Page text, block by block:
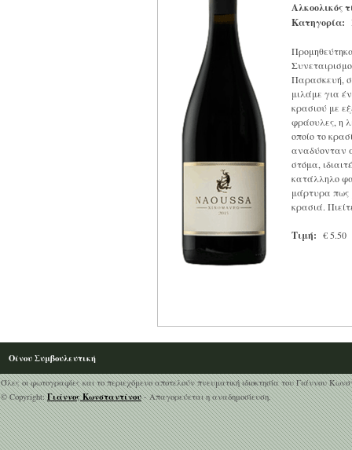
Αλκοολικός
Κατηγορία:
Παρασκευή,
μιλάμε για
κρασιού με
φράουλες, η
οποίο το
αναδύονταν
στόμα,
κατάλληλο
μάρτυρα πως
κρασιά.
Τιμή: € 5.50
Οίνου Συμβουλευτική
Όλες οι φωτογραφίες και το περιεχόμενο αποτελούν πνευματική ιδιοκτησία του Γιάννου
© Copyright:Γιάννος Κωνσταντίνου- Απαγορεύεται η αναδημοσίευση.